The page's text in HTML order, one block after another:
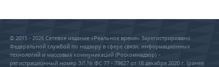
© 2015 - 2026 Сетевое издание «Реальное время» Зарегистрировано
Федеральной службой по надзору в сфере связи, информационных
технологий и массовых коммуникаций (Роскомнадзор) –
регистрационный номер ЭЛ № ФС 77 - 79627 от 18 декабря 2020 г. (ранее